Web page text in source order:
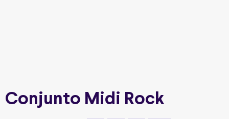
Conjunto Midi Rock